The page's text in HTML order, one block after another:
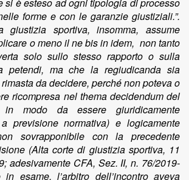
forme e con le garanzie giustiziali.”.
giustizia sportiva, insomma, assume
o meno il ne bis in idem, non tanto
solo sullo stesso rapporto o sulla
petendi, ma che la regiudicanda sia
da decidere, perché non poteva o
ricompresa nel thema decidendum del
in modo da essere giuridicamente
a previsione normativa) e logicamente
sovrapponibile con la precedente
(Alta corte di giustizia sportiva, 11
adesivamente CFA, Sez. II, n. 76/2019-
esame, l’arbitro dell’incontro aveva